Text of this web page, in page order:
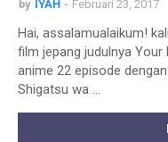
by IYAH Februari 23, 2017
Hai, assalamualaikum!
film jepang judulnya Your
anime 22 episode
Shigatsu wa …